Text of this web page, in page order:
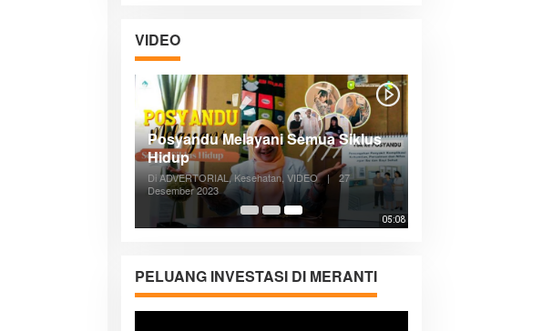
VIDEO
05:08
Posyandu Melayani Semua Siklus
Hidup
Di ADVERTORIAL, Kesehatan, VIDEO |
27
Desember 2023
PELUANG INVESTASI DI MERANTI